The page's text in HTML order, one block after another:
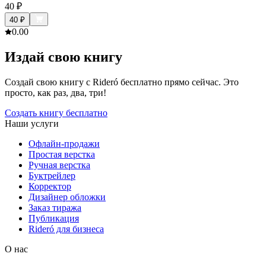
40 ₽
40 ₽
0.00
Издай свою книгу
Создай свою книгу с Rideró бесплатно прямо сейчас. Это
просто, как раз, два, три!
Создать книгу бесплатно
Наши услуги
Офлайн-продажи
Простая верстка
Ручная верстка
Буктрейлер
Корректор
Дизайнер обложки
Заказ тиража
Публикация
Rideró для бизнеса
О нас